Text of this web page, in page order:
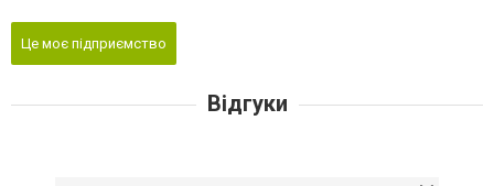
Це моє підприємство
Відгуки